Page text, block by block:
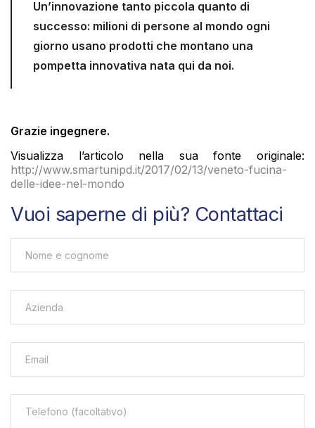
Un’innovazione tanto piccola quanto di
successo: milioni di persone al mondo ogni
giorno usano prodotti che montano una
pompetta innovativa nata qui da noi.
Grazie ingegnere.
Visualizza l’articolo nella sua fonte originale:
http://www.smartunipd.it/2017/02/13/veneto-fucina-
delle-idee-nel-mondo
Vuoi saperne di più? Contattaci